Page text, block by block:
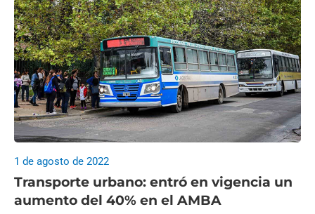
Transporte urbano: entró en vigencia un
aumento del 40% en el AMBA
1 de agosto de 2022